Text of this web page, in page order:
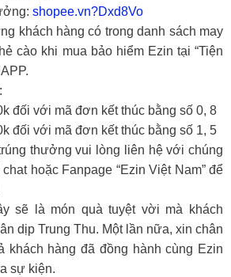
shopee.vn?Dxd8Vo
khách hàng có trong danh sách may
cào khi mua bảo hiểm Ezin tại “Tiện
đối với mã đơn kết thúc bằng số 0, 8
đối với mã đơn kết thúc bằng số 1, 5
thưởng vui lòng liên hệ với chúng
hoặc Fanpage “Ezin Việt Nam” để
sẽ là món quà tuyệt vời mà khách
dịp Trung Thu. Một lần nữa, xin chân
khách hàng đã đồng hành cùng Ezin
sự kiện.